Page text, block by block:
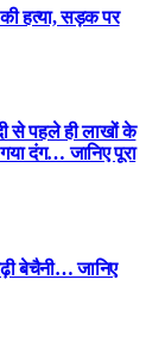
हत्या, सड़क पर
से पहले ही लाखों के
दंग… जानिए पूरा
बेचैनी… जानिए